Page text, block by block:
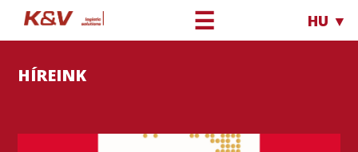
☰ HU ▼
HÍREINK